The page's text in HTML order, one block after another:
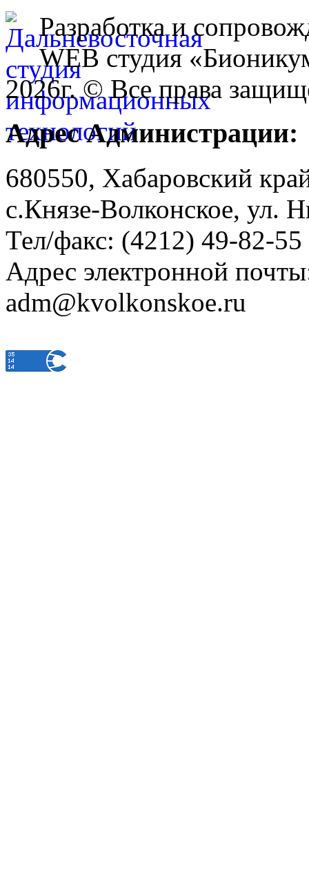
Разработка и
WEB студия
2026г. © Все права
Адрес Администрации:
680550, Хабаровский
с.Князе-Волконское, ул.
Тел/факс: (4212) 49-82-55
Адрес электронной
adm@kvolkonskoe.ru